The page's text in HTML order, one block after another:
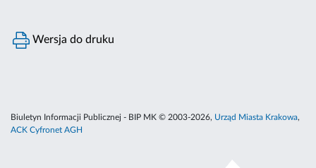
Wersja do druku
Biuletyn Informacji Publicznej - BIP MK © 2003-2026, Urząd Miasta Krakowa,
ACK Cyfronet AGH